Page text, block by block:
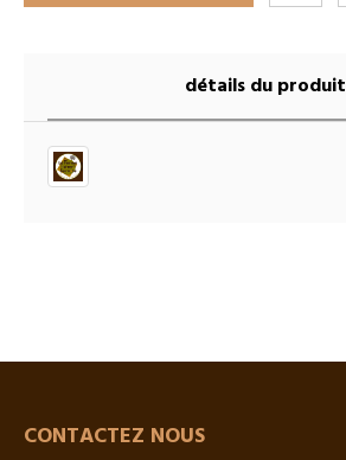
détails du produit
CONTACTEZ NOUS